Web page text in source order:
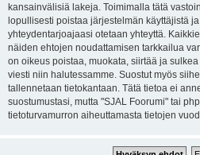
kansainvälisiä lakeja. Toimimalla tätä
lopullisesti poistaa järjestelmän käyttäjistä
yhteydentarjoajaasi otetaan yhteyttä.
näiden ehtojen noudattamisen tarkkailua
on oikeus poistaa, muokata, siirtää ja
viesti niin halutessamme. Suostut myös
tallennetaan tietokantaan. Tätä tietoa ei
suostumustasi, mutta "SJAL Foorumi" tai
tietoturvamurron aiheuttamasta tietojen